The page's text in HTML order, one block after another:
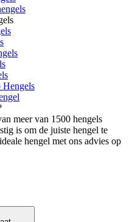
Hengels
meer van 1500 hengels
is om de juiste hengel te
hengel met ons advies op